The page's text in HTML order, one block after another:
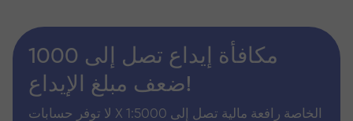
مكافأة إيداع تصل إلى 1000
ضعف مبلغ الإيداع!
لا توفر حسابات X الخاصة رافعة مالية تصل إلى 1:5000